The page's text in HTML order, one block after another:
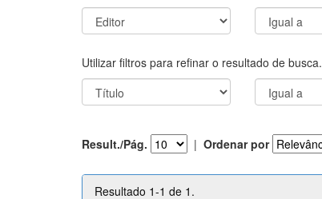
Utilizar filtros para refinar o resultado de busca.
Result./Pág. | Ordenar por
Resultado 1-1 de 1.